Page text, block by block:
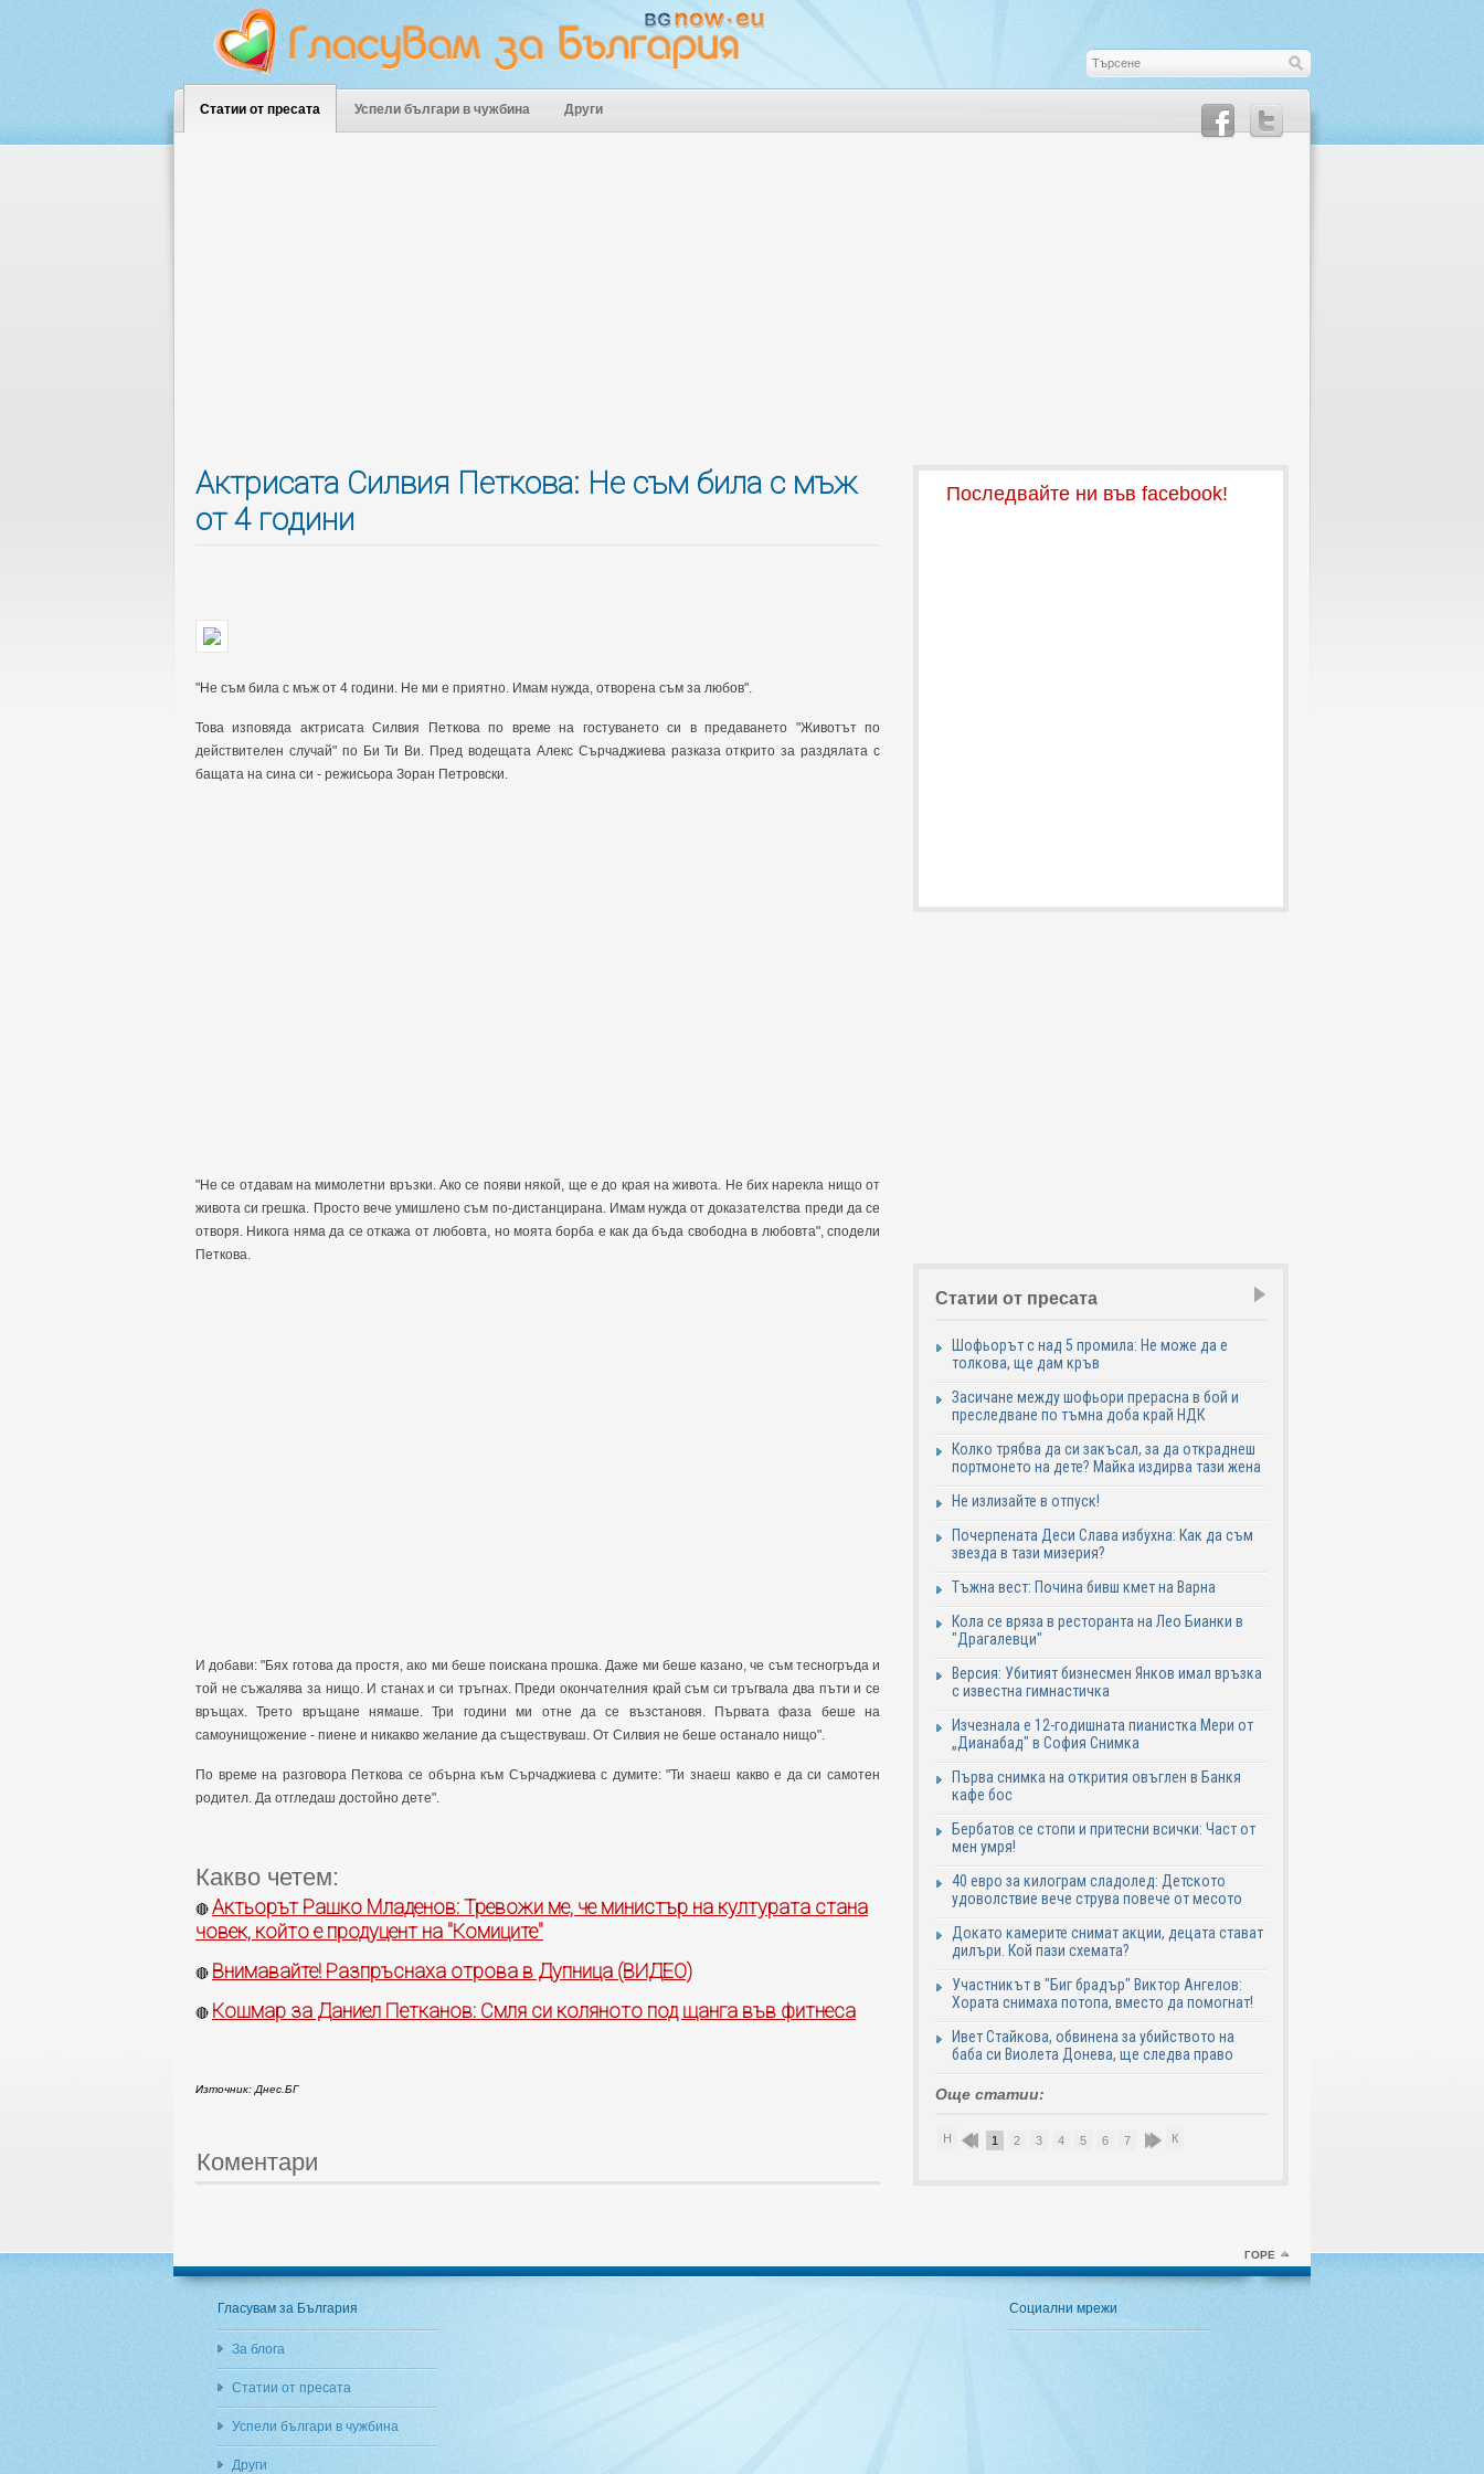
Статии от пресата Успели българи в чужбина Други
Актрисата Силвия Петкова: Не съм била с мъж
от 4 години
"Не съм била с мъж от 4 години. Не ми е приятно. Имам нужда, отворена съм за любов".
Това изповяда актрисата Силвия Петкова по време на гостуването си в предаването "Животът по
действителен случай" по Би Ти Ви. Пред водещата Алекс Сърчаджиева разказа открито за раздялата с
бащата на сина си - режисьора Зоран Петровски.
"Не се отдавам на мимолетни връзки. Ако се появи някой, ще е до края на живота. Не бих нарекла нищо от
живота си грешка. Просто вече умишлено съм по-дистанцирана. Имам нужда от доказателства преди да се
отворя. Никога няма да се откажа от любовта, но моята борба е как да бъда свободна в любовта", сподели
Петкова.
И добави: "Бях готова да простя, ако ми беше поискана прошка. Даже ми беше казано, че съм тесногръда и
той не съжалява за нищо. И станах и си тръгнах. Преди окончателния край съм си тръгвала два пъти и се
връщах. Трето връщане нямаше. Три години ми отне да се възстановя. Първата фаза беше на
самоунищожение - пиене и никакво желание да съществуваш. От Силвия не беше останало нищо".
По време на разговора Петкова се обърна към Сърчаджиева с думите: "Ти знаеш какво е да си самотен
родител. Да отгледаш достойно дете".
Какво четем:
🔴 Актьорът Рашко Младенов: Тревожи ме, че министър на културата стана
човек, който е продуцент на "Комиците"
🔴 Внимавайте! Разпръснаха отрова в Дупница (ВИДЕО)
🔴 Кошмар за Даниел Петканов: Смля си коляното под щанга във фитнеса
Източник: Днес.БГ
Коментари
Последвайте ни във facebook!
Статии от пресата
Шофьорът с над 5 промила: Не може да е
толкова, ще дам кръв
Засичане между шофьори прерасна в бой и
преследване по тъмна доба край НДК
Колко трябва да си закъсал, за да откраднеш
портмонето на дете? Майка издирва тази жена
Не излизайте в отпуск!
Почерпената Деси Слава избухна: Как да съм
звезда в тази мизерия?
Тъжна вест: Почина бивш кмет на Варна
Кола се вряза в ресторанта на Лео Бианки в
"Драгалевци"
Версия: Убитият бизнесмен Янков имал връзка
с известна гимнастичка
Изчезнала е 12-годишната пианистка Мери от
„Дианабад" в София Снимка
Първа снимка на открития овъглен в Банкя
кафе бос
Бербатов се стопи и притесни всички: Част от
мен умря!
40 евро за килограм сладолед: Детското
удоволствие вече струва повече от месото
Докато камерите снимат акции, децата стават
дилъри. Кой пази схемата?
Участникът в "Биг брадър" Виктор Ангелов:
Хората снимаха потопа, вместо да помогнат!
Ивет Стайкова, обвинена за убийството на
баба си Виолета Донева, ще следва право
Още статии:
Н 1 2 3 4 5 6 7 8 9К
ГОРЕ
Гласувам за България
За блога
Статии от пресата
Успели българи в чужбина
Други
Социални мрежи